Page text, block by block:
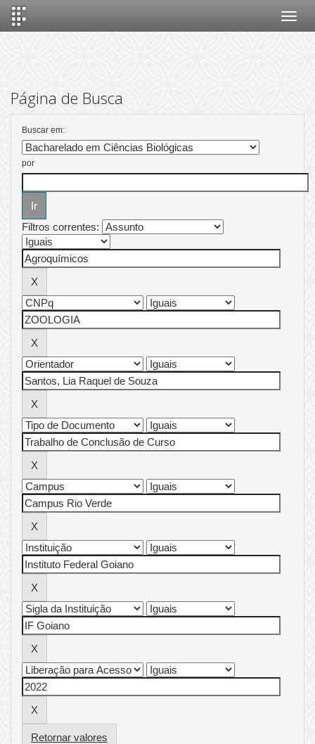
Página de Busca
Buscar em:
por
Filtros correntes:
Retornar valores